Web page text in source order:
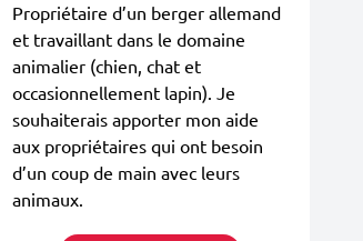
Propriétaire d’un berger allemand
et travaillant dans le domaine
animalier (chien, chat et
occasionnellement lapin). Je
souhaiterais apporter mon aide
aux propriétaires qui ont besoin
d’un coup de main avec leurs
animaux.